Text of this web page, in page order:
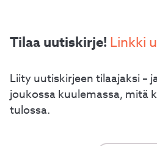
Tilaa uutiskirje! Linkki
Liity uutiskirjeen tilaajaksi –
joukossa kuulemassa, mitä
tulossa.